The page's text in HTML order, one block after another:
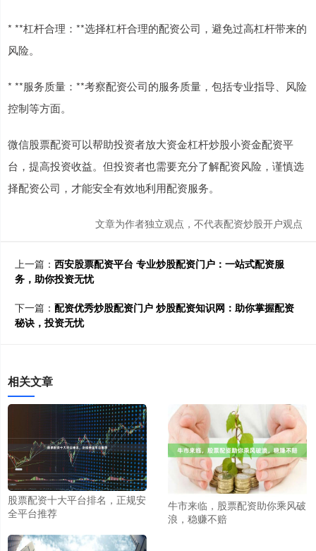
* **杠杆合理：**选择杠杆合理的配资公司，避免过高杠杆带来的
风险。
* **服务质量：**考察配资公司的服务质量，包括专业指导、风险
控制等方面。
微信股票配资可以帮助投资者放大资金杠杆炒股小资金配资平
台，提高投资收益。但投资者也需要充分了解配资风险，谨慎选
择配资公司，才能安全有效地利用配资服务。
文章为作者独立观点，不代表配资炒股开户观点
上一篇： 西安股票配资平台 专业炒股配资门户：一站式配资服
务，助你投资无忧
下一篇： 配资优秀炒股配资门户 炒股配资知识网：助你掌握配资
秘诀，投资无忧
相关文章
股票配资十大平台排名，正规安
全平台推荐
牛市来临，股票配资助你乘风破
浪，稳赚不赔